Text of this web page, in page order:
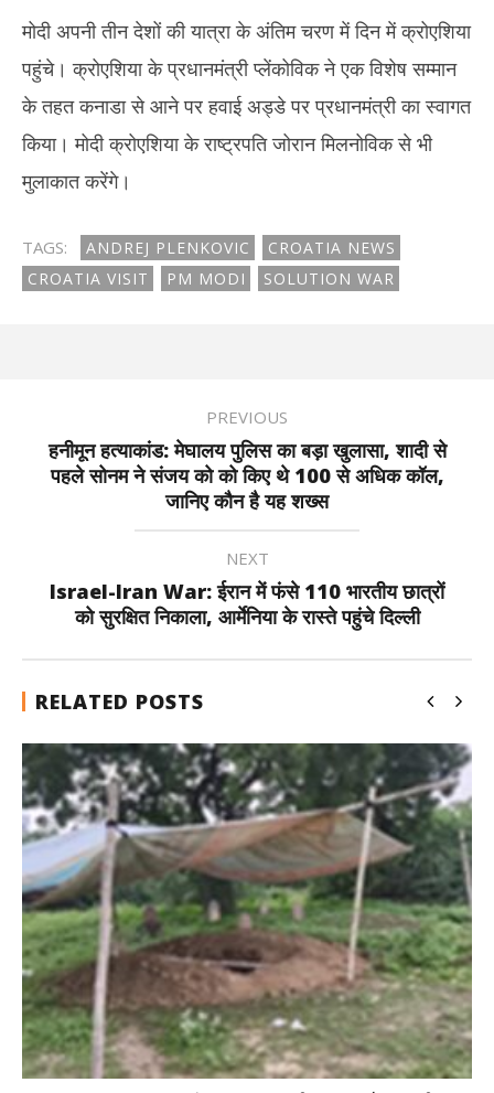
मोदी अपनी तीन देशों की यात्रा के अंतिम चरण में दिन में क्रोएशिया
पहुंचे। क्रोएशिया के प्रधानमंत्री प्लेंकोविक ने एक विशेष सम्मान
के तहत कनाडा से आने पर हवाई अड्डे पर प्रधानमंत्री का स्वागत
किया। मोदी क्रोएशिया के राष्ट्रपति जोरान मिलनोविक से भी
मुलाकात करेंगे।
TAGS: ANDREJ PLENKOVIC
CROATIA NEWS
CROATIA VISIT
PM MODI SOLUTION WAR
PREVIOUS
हनीमून हत्याकांड: मेघालय पुलिस का बड़ा खुलासा, शादी से
पहले सोनम ने संजय को को किए थे 100 से अधिक कॉल,
जानिए कौन है यह शख्स
NEXT
Israel-Iran War: ईरान में फंसे 110 भारतीय छात्रों
को सुरक्षित निकाला, आर्मेनिया के रास्ते पहुंचे दिल्ली
RELATED POSTS